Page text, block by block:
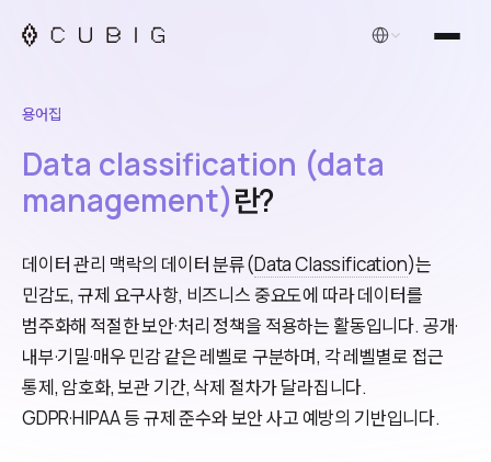
한국어
용어집
Data classification (data
management)란?
데이터 관리 맥락의 데이터 분류(Data Classification)는
민감도, 규제 요구사항, 비즈니스 중요도에 따라 데이터를
범주화해 적절한 보안·처리 정책을 적용하는 활동입니다. 공개·
내부·기밀·매우 민감 같은 레벨로 구분하며, 각 레벨별로 접근
통제, 암호화, 보관 기간, 삭제 절차가 달라집니다.
GDPR·HIPAA 등 규제 준수와 보안 사고 예방의 기반입니다.